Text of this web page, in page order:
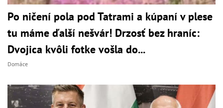
Po ničení pola pod Tatrami a kúpaní v plese
tu máme ďalší nešvár! Drzosť bez hraníc:
Dvojica kvôli fotke vošla do...
Domáce